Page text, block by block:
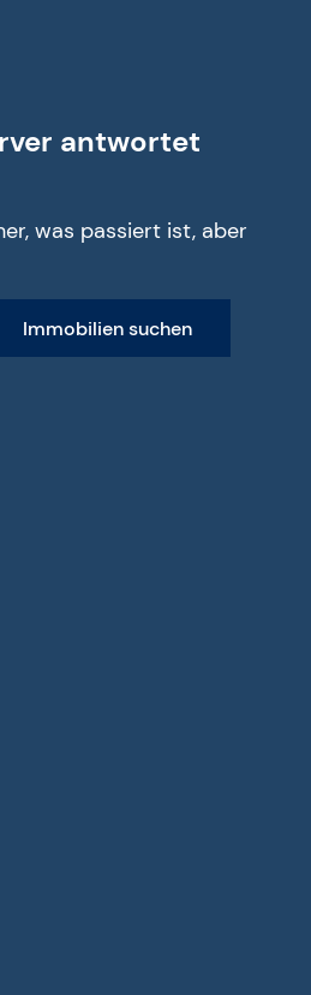
antwortet
was passiert ist, aber
Immobilien suchen